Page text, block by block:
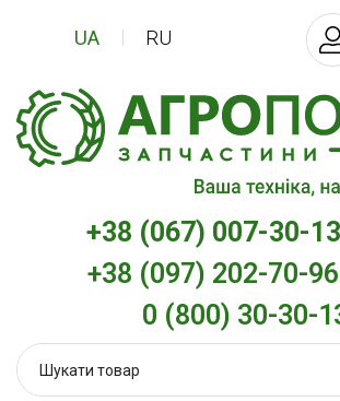
+38 (067) 007-30-13
+38 (097) 202-70-96
0 (800) 30-30-
UA RU